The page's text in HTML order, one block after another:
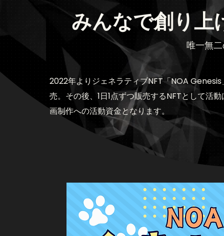
みんなで創り上
唯一無
2022年よりジェネラティブNFT「NOA
売。その後、1日1点ずつ販売するNFTとして活
画制作への活動資金となります。